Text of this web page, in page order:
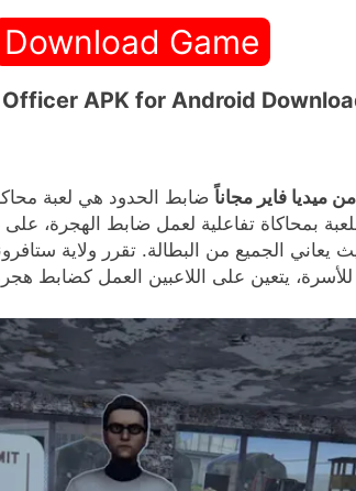
Download Game
يعاني الجميع من البطالة. تقرر ولاية
للأسرة، يتعين على اللاعبين العمل كضابط